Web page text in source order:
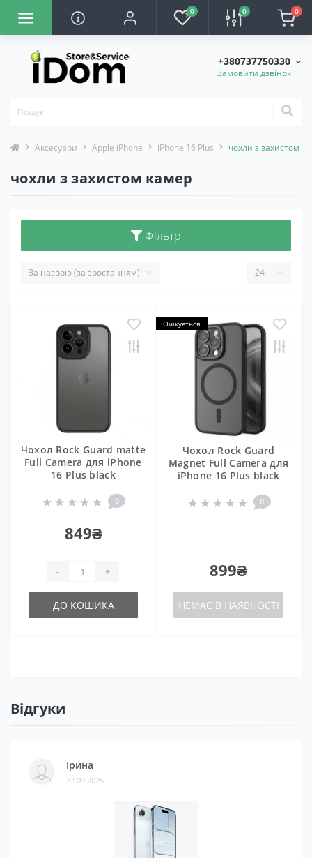
0 0 0
+380737750330
Замовити дзвінок
Аксесуари Apple iPhone iPhone 16 Plus чохли з захистом
чохли з захистом камер
Фільтр
Чохол Rock Guard matte
Full Camera для iPhone
16 Plus black
0
849₴
- +
ДО КОШИКА
Очікується
Чохол Rock Guard
Magnet Full Camera для
iPhone 16 Plus black
0
899₴
НЕМАЄ В НАЯВНОСТІ
Відгуки
Ірина
22.09.2025